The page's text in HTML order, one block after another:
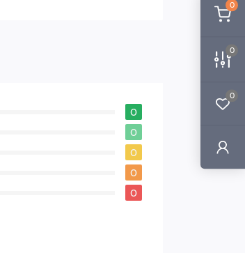
0
0
0
0
0
0
0
0